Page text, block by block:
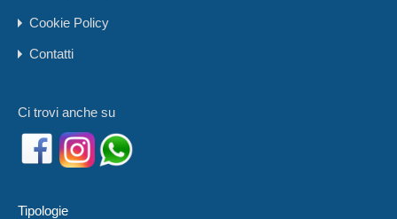
Cookie Policy
Contatti
Ci trovi anche su
Tipologie